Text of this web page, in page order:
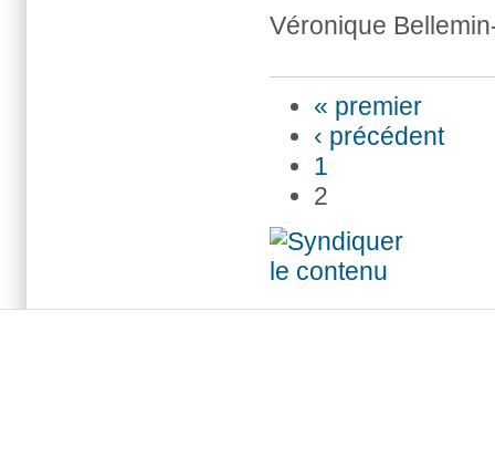
Véronique
« premier
‹ précédent
1
2